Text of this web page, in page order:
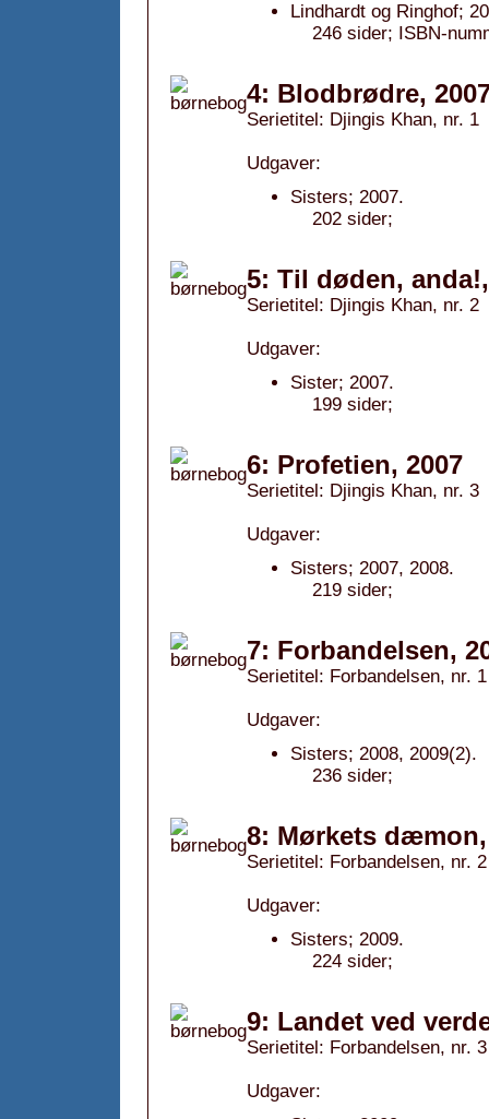
Lindhardt og Ringhof;
246 sider; ISBN-
4: Blodbrødre,
Serietitel: Djingis Khan, nr. 1
Udgaver:
Sisters; 2007.
202 sider;
5: Til døden,
Serietitel: Djingis Khan, nr. 2
Udgaver:
Sister; 2007.
199 sider;
6: Profetien, 2007
Serietitel: Djingis Khan, nr. 3
Udgaver:
Sisters; 2007, 2008.
219 sider;
7: Forbandelsen,
Serietitel: Forbandelsen, nr. 1
Udgaver:
Sisters; 2008, 2009(2).
236 sider;
8: Mørkets dæmon,
Serietitel: Forbandelsen, nr. 2
Udgaver:
Sisters; 2009.
224 sider;
9: Landet ved
Serietitel: Forbandelsen, nr. 3
Udgaver: